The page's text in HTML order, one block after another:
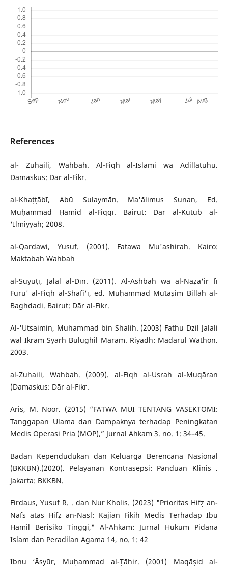
References
al- Zuhaili, Wahbah. Al-Fiqh al-Islami wa Adillatuhu.
Damaskus: Dar al-Fikr.
al-Khaṭṭābī, Abū Sulaymān. Ma'ālimus Sunan, Ed.
Muḥammad Ḥāmid al-Fiqqī. Bairut: Dār al-Kutub al-
'Ilmiyyah; 2008.
al-Qardawi, Yusuf. (2001). Fatawa Mu'ashirah. Kairo:
Maktabah Wahbah
al-Suyūṭī, Jalāl al-Dīn. (2011). Al-Ashbāh wa al-Naẓā'ir fī
Furū' al-Fiqh al-Shāfi'ī, ed. Muḥammad Muʻtaṣim Billah al-
Baghdadi. Bairut: Dār al-Fikr.
Al-'Utsaimin, Muhammad bin Shalih. (2003) Fathu Dzil Jalali
wal Ikram Syarh Bulughil Maram. Riyadh: Madarul Wathon.
2003.
al-Zuhaili, Wahbah. (2009). al-Fiqh al-Usrah al-Muqāran
(Damaskus: Dār al-Fikr.
Aris, M. Noor. (2015) “FATWA MUI TENTANG VASEKTOMI:
Tanggapan Ulama dan Dampaknya terhadap Peningkatan
Medis Operasi Pria (MOP),” Jurnal Ahkam 3. no. 1: 34–45.
Badan Kependudukan dan Keluarga Berencana Nasional
(BKKBN).(2020). Pelayanan Kontrasepsi: Panduan Klinis .
Jakarta: BKKBN.
Firdaus, Yusuf R. . dan Nur Kholis. (2023) "Prioritas Hifẓ an-
Nafs atas Hifẓ an-Nasl: Kajian Fikih Medis Terhadap Ibu
Hamil Berisiko Tinggi," Al-Ahkam: Jurnal Hukum Pidana
Islam dan Peradilan Agama 14, no. 1: 42
Ibnu ‘Āsyūr, Muḥammad al-Ṭāhir. (2001) Maqāṣid al-